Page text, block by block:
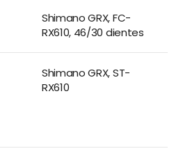
Shimano GRX, FC-
RX610, 46/30 dientes
Shimano GRX, ST-
RX610